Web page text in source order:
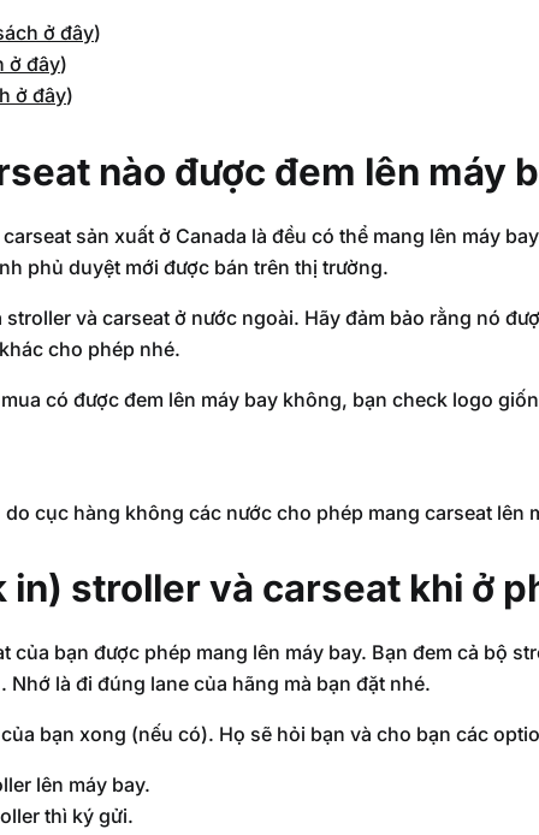
ở đây)
ở đây)
ở đây)
nào được đem lên máy
sản xuất ở Canada là đều có thể mang lên máy
phủ duyệt mới được bán trên thị trường.
stroller và carseat ở nước ngoài. Hãy đảm bảo rằng nó
cho phép nhé.
có được đem lên máy bay không, bạn check logo
cục hàng không các nước cho phép mang carseat lên
in) stroller và carseat khi ở
của bạn được phép mang lên máy bay. Bạn đem cả bộ
là đi đúng lane của hãng mà bạn đặt nhé.
bạn xong (nếu có). Họ sẽ hỏi bạn và cho bạn các
lên máy bay.
thì ký gửi.